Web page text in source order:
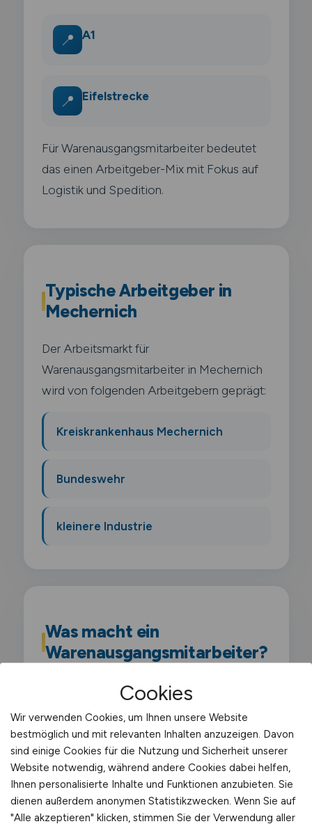
📍 A1
📍 Eifelstrecke
Für Warenausgangsmitarbeiter bedeutet
das einen Arbeitgeber-Mix mit Fokus auf
Logistik und Spedition.
Typische Arbeitgeber in
Mechernich
Der Arbeitsmarkt für
Warenausgangsmitarbeiter in Mechernich
wird von folgenden Arbeitgebern geprägt:
Kreiskrankenhaus Mechernich
Bundeswehr
kleinere Industrie
Was macht ein
Warenausgangsmitarbeiter?
Als Warenausgangsmitarbeiter bearbeitest
du die Auslieferung von Waren. stellst
Sendungen bereit und übergibst sie an
Transportdienstleister. Du stellst sicher.
dass die richtige Ware in der richtigen
Menge das Lager verlässt.
Cookies
Wir verwenden Cookies, um Ihnen unsere Website
bestmöglich und mit relevanten Inhalten anzuzeigen. Davon
sind einige Cookies für die Nutzung und Sicherheit unserer
Website notwendig, während andere Cookies dabei helfen,
Ihnen personalisierte Inhalte und Funktionen anzubieten. Sie
dienen außerdem anonymen Statistikzwecken. Wenn Sie auf
"Alle akzeptieren" klicken, stimmen Sie der Verwendung aller